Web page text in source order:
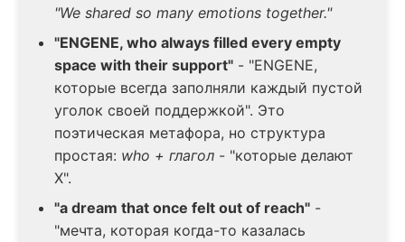
"We shared so many emotions together."
"ENGENE, who always filled every empty
space with their support" - "ENGENE,
которые всегда заполняли каждый пустой
уголок своей поддержкой". Это
поэтическая метафора, но структура
простая: who + глагол - "которые делают
X".
"a dream that once felt out of reach" -
"мечта, которая когда-то казалась